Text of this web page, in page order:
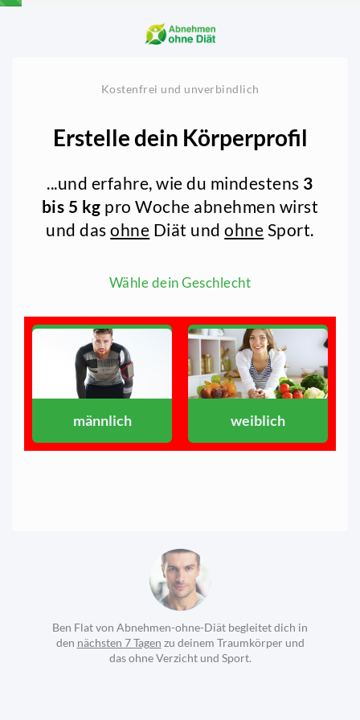
Kostenfrei und unverbindlich
Erstelle dein Körperprofil
...und erfahre, wie du mindestens 3
bis 5 kg pro Woche abnehmen wirst
und dasohne Diät undohne Sport.
Wähle dein Geschlecht
männlich weiblich
Ben Flat von Abnehmen-ohne-Diät begleitet dich in
den nächsten 7 Tagen zu deinem Traumkörper und
das ohne Verzicht und Sport.